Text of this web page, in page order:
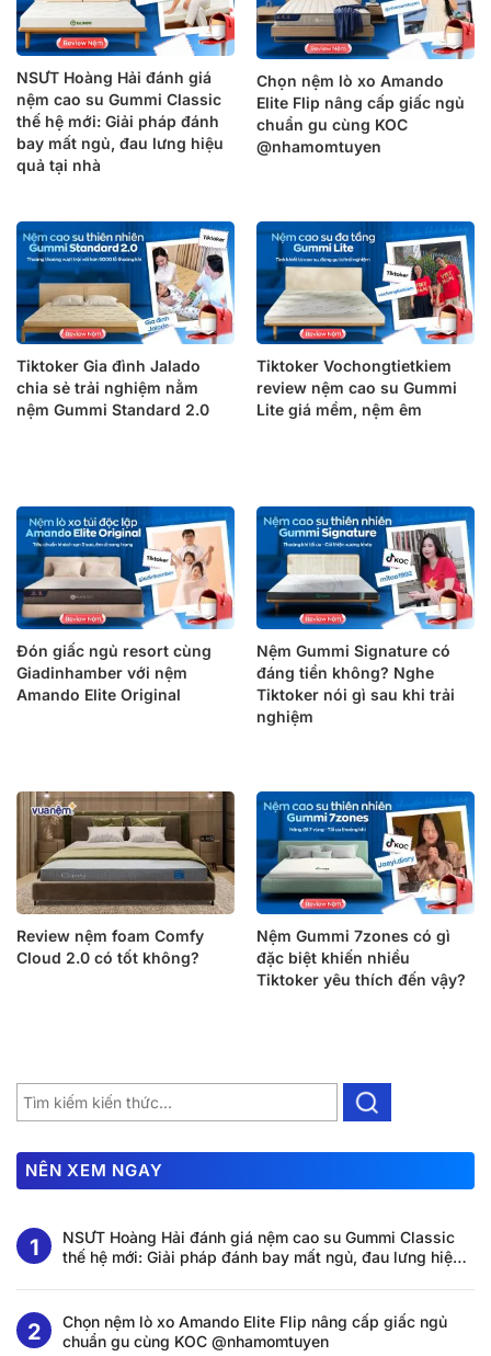
NSƯT Hoàng Hải đánh giá
nệm cao su Gummi Classic
thế hệ mới: Giải pháp đánh
bay mất ngủ, đau lưng hiệu
quả tại nhà
Chọn nệm lò xo Amando
Elite Flip nâng cấp giấc ngủ
chuẩn gu cùng KOC
@nhamomtuyen
Tiktoker Gia đình Jalado
chia sẻ trải nghiệm nằm
nệm Gummi Standard 2.0
Tiktoker Vochongtietkiem
review nệm cao su Gummi
Lite giá mềm, nệm êm
Đón giấc ngủ resort cùng
Giadinhamber với nệm
Amando Elite Original
Nệm Gummi Signature có
đáng tiền không? Nghe
Tiktoker nói gì sau khi trải
nghiệm
Review nệm foam Comfy
Cloud 2.0 có tốt không?
Nệm Gummi 7zones có gì
đặc biệt khiến nhiều
Tiktoker yêu thích đến vậy?
NÊN XEM NGAY
NSƯT Hoàng Hải đánh giá nệm cao su Gummi Classic
thế hệ mới: Giải pháp đánh bay mất ngủ, đau lưng hiệu
Chọn nệm lò xo Amando Elite Flip nâng cấp giấc ngủ
chuẩn gu cùng KOC @nhamomtuyen